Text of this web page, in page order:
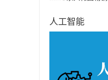
人工智能